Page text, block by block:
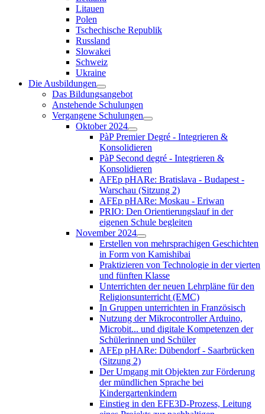
Litauen
Polen
Tschechische Republik
Russland
Slowakei
Schweiz
Ukraine
Die Ausbildungen
Das Bildungsangebot
Anstehende Schulungen
Vergangene Schulungen
Oktober 2024
PàP Premier Degré - Integrieren &
Konsolidieren
PàP Second degré - Integrieren &
Konsolidieren
AFEp pHARe: Bratislava - Budapest -
Warschau (Sitzung 2)
AFEp pHARe: Moskau - Eriwan
PRIO: Den Orientierungslauf in der
eigenen Schule begleiten
November 2024
Erstellen von mehrsprachigen Geschichten
in Form von Kamishibai
Praktizieren von Technologie in der vierten
und fünften Klasse
Unterrichten der neuen Lehrpläne für den
Religionsunterricht (EMC)
In Gruppen unterrichten in Französisch
Nutzung der Mikrocontroller Arduino,
Microbit... und digitale Kompetenzen der
Schülerinnen und Schüler
AFEp pHARe: Dübendorf - Saarbrücken
(Sitzung 2)
Der Umgang mit Objekten zur Förderung
der mündlichen Sprache bei
Kindergartenkindern
Einstieg in den EFE3D-Prozess, Leitung